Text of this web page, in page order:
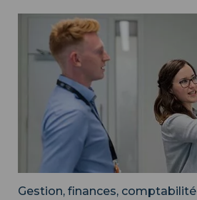
Gestion, finances, comptabilité